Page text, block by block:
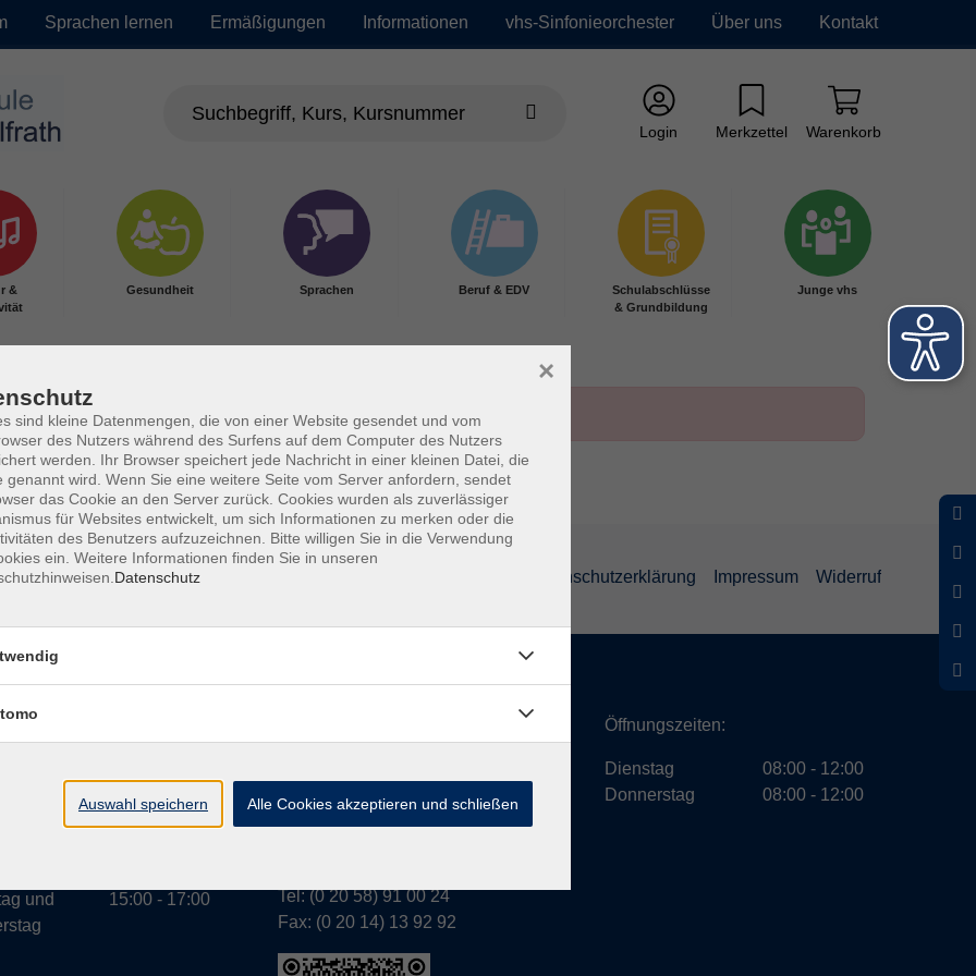
Sprachen lernen Ermäßigungen Informationen vhs-Sinfonieorchester Über uns Kontakt
Login Merkzettel Warenkorb
&
Gesundheit Sprachen Beruf & EDV
Schulabschlüsse
& Grundbildung
Junge vhs
Datenschutzerklärung Impressum Widerruf
und
15:00 - 17:00
Schulstraße 7
42489 Wülfrath
Tel: (0 20 58) 91 00 24
Fax: (0 20 14) 13 92 92
Öffnungszeiten:
Dienstag
Donnerstag
08:00 - 12:00
08:00 - 12:00
sind kleine Datenmengen, die von einer Website gesendet und vom
des Nutzers während des Surfens auf dem Computer des Nutzers
werden. Ihr Browser speichert jede Nachricht in einer kleinen Datei, die
genannt wird. Wenn Sie eine weitere Seite vom Server anfordern, sendet
das Cookie an den Server zurück. Cookies wurden als zuverlässiger
für Websites entwickelt, um sich Informationen zu merken oder die
des Benutzers aufzuzeichnen. Bitte willigen Sie in die Verwendung
ein. Weitere Informationen finden Sie in unseren
Datenschutz
×
Auswahl speichern Alle Cookies akzeptieren und schließen